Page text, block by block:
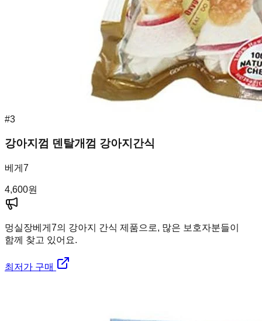
#3
강아지껌 덴탈개껌 강아지간식
베게7
4,600원
멍실장베게7의 강아지 간식 제품으로, 많은 보호자분들이
함께 찾고 있어요.
최저가 구매